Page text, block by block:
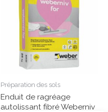
Préparation des sols
Enduit de ragréage
autolissant fibré Weberniv